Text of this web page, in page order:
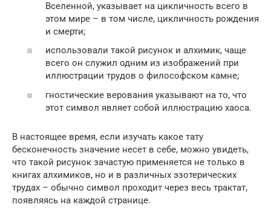
Вселенной, указывает на цикличность всего в
этом мире – в том числе, цикличность рождения
и смерти;
использовали такой рисунок и алхимик, чаще
всего он служил одним из изображений при
иллюстрации трудов о философском камне;
гностические верования указывают на то, что
этот символ являет собой иллюстрацию хаоса.
В настоящее время, если изучать какое тату
бесконечность значение несет в себе, можно увидеть,
что такой рисунок зачастую применяется не только в
книгах алхимиков, но и в различных эзотерических
трудах – обычно символ проходит через весь трактат,
появляясь на каждой странице.